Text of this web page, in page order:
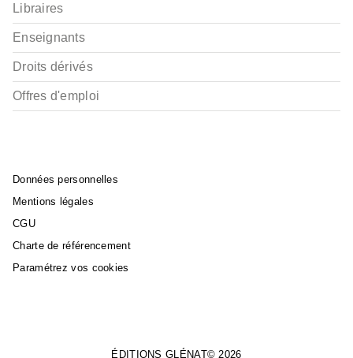
Libraires
Enseignants
Droits dérivés
Offres d'emploi
Données personnelles
Mentions légales
CGU
Charte de référencement
Paramétrez vos cookies
ÉDITIONS GLÉNAT© 2026